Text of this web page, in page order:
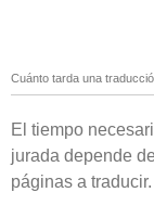
Cuánto tarda una
El tiempo
jurada depende
páginas a traducir.